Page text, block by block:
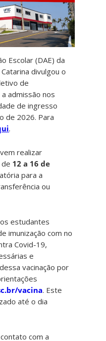
Escolar (DAE) da
divulgou o
de
admissão nos
de ingresso
de 2026. Para
.
realizar
12 a 16 de
para a
ou
estudantes
imunização com no
Covid-19,
e
vacinação por
vacina. Este
até o dia
com a